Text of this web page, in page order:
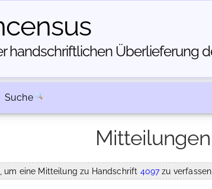
handschriftlichen Über­lieferung
Suche
Mitteilungen
um eine Mitteilung zu Handschrift 4097zu verfassen.